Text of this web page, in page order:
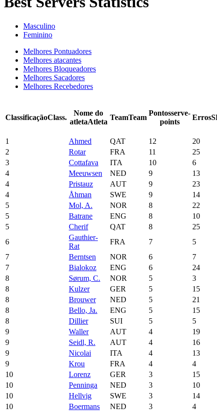
Masculino
Feminino
Melhores Pontuadores
Melhores atacantes
Melhores Bloqueadores
Melhores Sacadores
Melhores Recebedores
ClassificaçãoClass.
Nome do
atletaAtleta
TeamTeam
Pontosserve-
points
Erros
1 Ahmed QAT 12
20
2
Rotar FRA 11
25
3
Cottafava ITA 10
6
4
Meeuwsen NED 9
13
4
Pristauz AUT 9
23
4
Åhman SWE 9
14
5
Mol, A. NOR 8
22
5
Batrane ENG 8
10
5
Cherif QAT 8
25
6
Gauthier-
Rat
FRA 7
5
7
Berntsen NOR 6
7
7
Bialokoz ENG 6
24
8
Sørum, C. NOR 5
3
8
Kulzer GER 5
15
8
Brouwer NED 5
21
8
Bello, Ja. ENG 5
15
8
Dillier SUI 5
5
9
Waller AUT 4
19
9
Seidl, R. AUT 4
16
9
Nicolai ITA 4
13
9
Krou FRA 4
4
10
Lorenz GER 3
15
10
Penninga NED 3
10
10
Hellvig SWE 3
14
10
Boermans NED 3
4